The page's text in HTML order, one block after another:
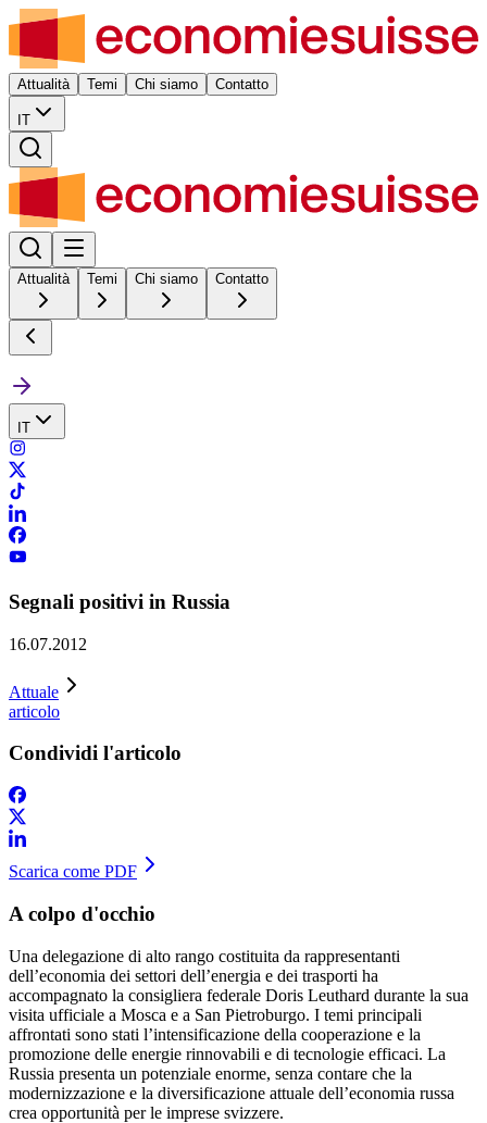
Attualità Temi Chi siamo Contatto
IT
Attualità Temi Chi siamo Contatto
IT
Segnali positivi in Russia
16.07.2012
Attuale
articolo
Condividi l'articolo
Scarica come PDF
A colpo d'occhio
​Una delegazione di alto rango costituita da rappresentanti
dell’economia dei settori dell’energia e dei trasporti ha
accompagnato la consigliera federale Doris Leuthard durante la sua
visita ufficiale a Mosca e a San Pietroburgo. I temi principali
affrontati sono stati l’intensificazione della cooperazione e la
promozione delle energie rinnovabili e di tecnologie efficaci. La
Russia presenta un potenziale enorme, senza contare che la
modernizzazione e la diversificazione attuale dell’economia russa
crea opportunità per le imprese svizzere.